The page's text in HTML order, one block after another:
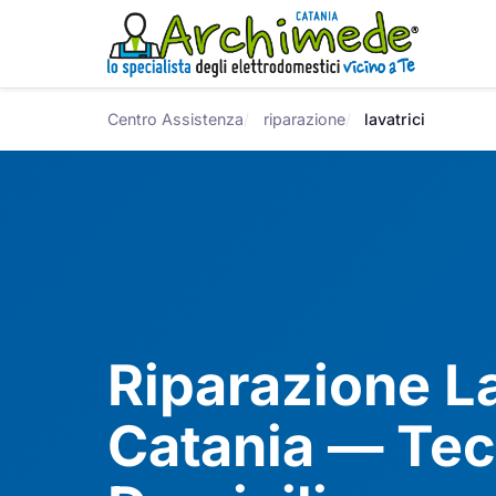
Centro Assistenza riparazione lavatrici
Riparazione
Catania —